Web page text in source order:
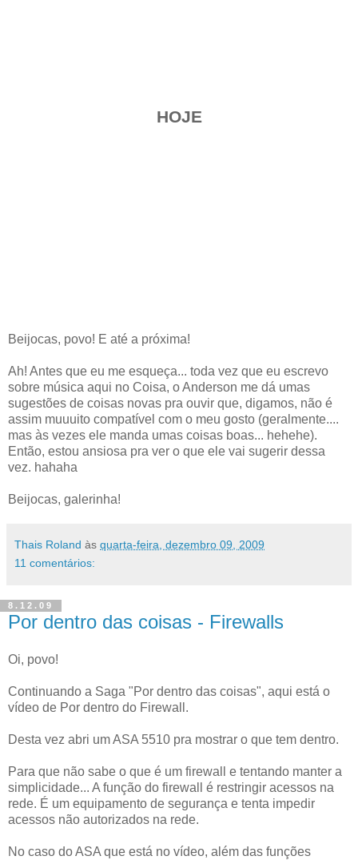
HOJE
Beijocas, povo! E até a próxima!
Ah! Antes que eu me esqueça... toda vez que eu escrevo
sobre música aqui no Coisa, o Anderson me dá umas
sugestões de coisas novas pra ouvir que, digamos, não é
assim muuuito compatível com o meu gosto (geralmente....
mas às vezes ele manda umas coisas boas... hehehe).
Então, estou ansiosa pra ver o que ele vai sugerir dessa
vez. hahaha
Beijocas, galerinha!
Thais Roland às quarta-feira, dezembro 09, 2009
11 comentários:
8.12.09
Por dentro das coisas - Firewalls
Oi, povo!
Continuando a Saga "Por dentro das coisas", aqui está o
vídeo de Por dentro do Firewall.
Desta vez abri um ASA 5510 pra mostrar o que tem dentro.
Para que não sabe o que é um firewall e tentando manter a
simplicidade... A função do firewall é restringir acessos na
rede. É um equipamento de segurança e tenta impedir
acessos não autorizados na rede.
No caso do ASA que está no vídeo, além das funções